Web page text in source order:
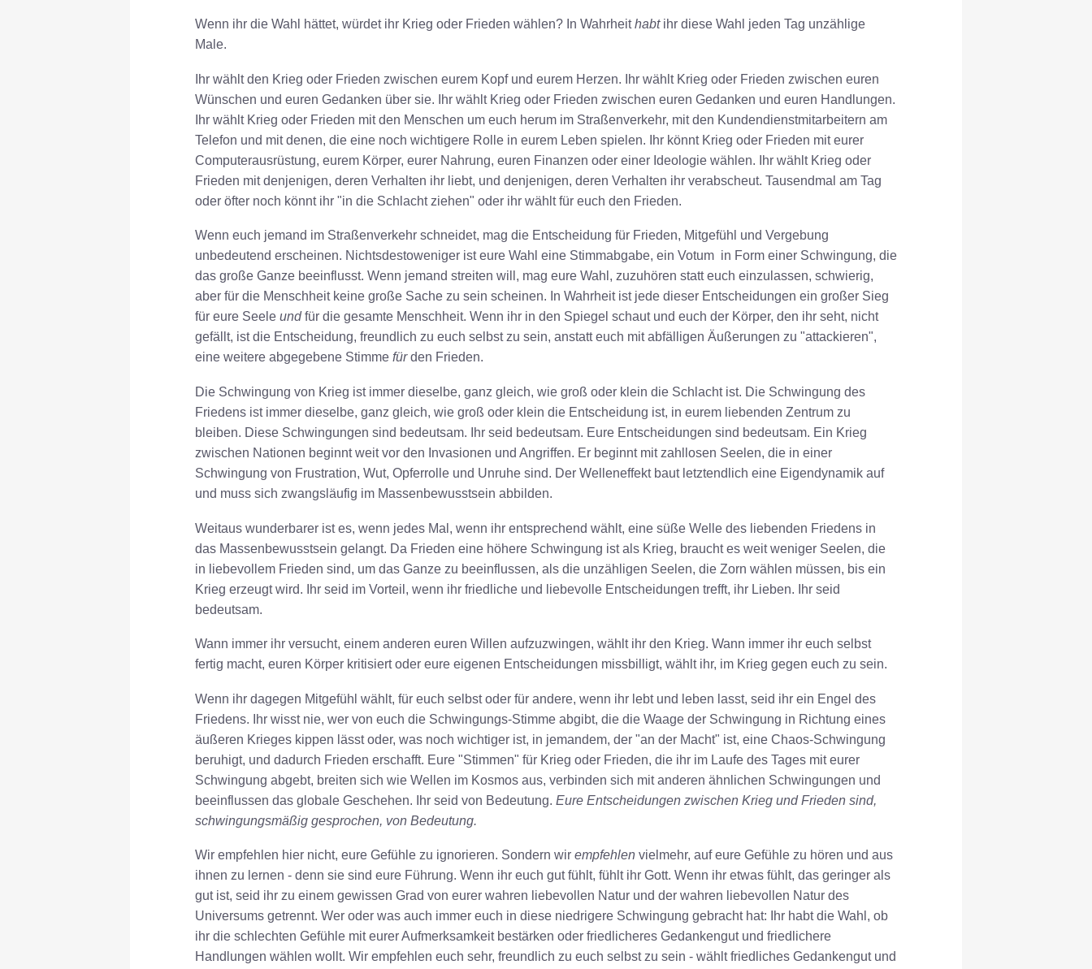
Wenn ihr die Wahl hättet, würdet ihr Krieg oder Frieden wählen? In Wahrheithabtihr diese Wahl jeden Tag unzählige
Male.
Ihr wählt den Krieg oder Frieden zwischen eurem Kopf und eurem Herzen. Ihr wählt Krieg oder Frieden zwischen euren
Wünschen und euren Gedanken über sie. Ihr wählt Krieg oder Frieden zwischen euren Gedanken und euren Handlungen.
Ihr wählt Krieg oder Frieden mit den Menschen um euch herum im Straßenverkehr, mit den Kundendienstmitarbeitern am
Telefon und mit denen, die eine noch wichtigere Rolle in eurem Leben spielen. Ihr könnt Krieg oder Frieden mit eurer
Computerausrüstung, eurem Körper, eurer Nahrung, euren Finanzen oder einer Ideologie wählen. Ihr wählt Krieg oder
Frieden mit denjenigen, deren Verhalten ihr liebt, und denjenigen, deren Verhalten ihr verabscheut. Tausendmal am Tag
oder öfter noch könnt ihr "in die Schlacht ziehen" oder ihr wählt für euch den Frieden.
Wenn euch jemand im Straßenverkehr schneidet, mag die Entscheidung für Frieden, Mitgefühl und Vergebung
unbedeutend erscheinen. Nichtsdestoweniger ist eure Wahl eine Stimmabgabe, ein Votum in Form einer Schwingung, die
das große Ganze beeinflusst. Wenn jemand streiten will, mag eure Wahl, zuzuhören statt euch einzulassen, schwierig,
aber für die Menschheit keine große Sache zu sein scheinen. In Wahrheit ist jede dieser Entscheidungen ein großer Sieg
für eure Seele undfür die gesamte Menschheit. Wenn ihr in den Spiegel schaut und euch der Körper, den ihr seht, nicht
gefällt, ist die Entscheidung, freundlich zu euch selbst zu sein, anstatt euch mit abfälligen Äußerungen zu "attackieren",
eine weitere abgegebene Stimme fürden Frieden.
Die Schwingung von Krieg ist immer dieselbe, ganz gleich, wie groß oder klein die Schlacht ist. Die Schwingung des
Friedens ist immer dieselbe, ganz gleich, wie groß oder klein die Entscheidung ist, in eurem liebenden Zentrum zu
bleiben. Diese Schwingungen sind bedeutsam. Ihr seid bedeutsam. Eure Entscheidungen sind bedeutsam. Ein Krieg
zwischen Nationen beginnt weit vor den Invasionen und Angriffen. Er beginnt mit zahllosen Seelen, die in einer
Schwingung von Frustration, Wut, Opferrolle und Unruhe sind. Der Welleneffekt baut letztendlich eine Eigendynamik auf
und muss sich zwangsläufig im Massenbewusstsein abbilden.
Weitaus wunderbarer ist es, wenn jedes Mal, wenn ihr entsprechend wählt, eine süße Welle des liebenden Friedens in
das Massenbewusstsein gelangt. Da Frieden eine höhere Schwingung ist als Krieg, braucht es weit weniger Seelen, die
in liebevollem Frieden sind, um das Ganze zu beeinflussen, als die unzähligen Seelen, die Zorn wählen müssen, bis ein
Krieg erzeugt wird. Ihr seid im Vorteil, wenn ihr friedliche und liebevolle Entscheidungen trefft, ihr Lieben. Ihr seid
bedeutsam.
Wann immer ihr versucht, einem anderen euren Willen aufzuzwingen, wählt ihr den Krieg. Wann immer ihr euch selbst
fertig macht, euren Körper kritisiert oder eure eigenen Entscheidungen missbilligt, wählt ihr, im Krieg gegen euch zu sein.
Wenn ihr dagegen Mitgefühl wählt, für euch selbst oder für andere, wenn ihr lebt und leben lasst, seid ihr ein Engel des
Friedens. Ihr wisst nie, wer von euch die Schwingungs-Stimme abgibt, die die Waage der Schwingung in Richtung eines
äußeren Krieges kippen lässt oder, was noch wichtiger ist, in jemandem, der "an der Macht" ist, eine Chaos-Schwingung
beruhigt, und dadurch Frieden erschafft. Eure "Stimmen" für Krieg oder Frieden, die ihr im Laufe des Tages mit eurer
Schwingung abgebt, breiten sich wie Wellen im Kosmos aus, verbinden sich mit anderen ähnlichen Schwingungen und
beeinflussen das globale Geschehen. Ihr seid von Bedeutung. Eure Entscheidungen zwischen Krieg und Frieden sind,
schwingungsmäßig gesprochen, von Bedeutung.
Wir empfehlen hier nicht, eure Gefühle zu ignorieren. Sondern wir empfehlen vielmehr, auf eure Gefühle zu hören und aus
ihnen zu lernen - denn sie sind eure Führung. Wenn ihr euch gut fühlt, fühlt ihr Gott. Wenn ihr etwas fühlt, das geringer als
gut ist, seid ihr zu einem gewissen Grad von eurer wahren liebevollen Natur und der wahren liebevollen Natur des
Universums getrennt. Wer oder was auch immer euch in diese niedrigere Schwingung gebracht hat: Ihr habt die Wahl, ob
ihr die schlechten Gefühle mit eurer Aufmerksamkeit bestärken oder friedlicheres Gedankengut und friedlichere
Handlungen wählen wollt. Wir empfehlen euch sehr, freundlich zu euch selbst zu sein - wählt friedliches Gedankengut und